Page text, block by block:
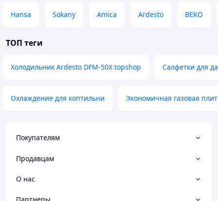
Hansa Sokany Amica Ardesto BEKO
ТОП теги
Холодильник Ardesto DFM-50X topshop Салфетки для
Охлаждение для коптильни Экономичная газовая
Покупателям
Продавцам
О нас